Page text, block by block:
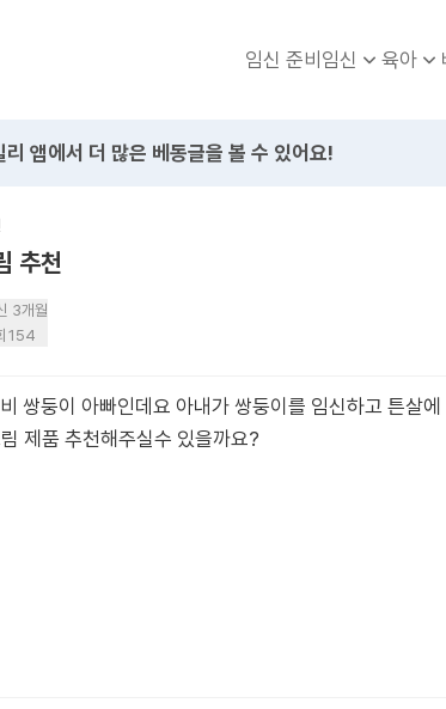
임신 준비임신 육아
리 앱에서 더 많은 베동글을 볼 수 있어요!
추천
3개월
154
쌍둥이 아빠인데요 아내가 쌍둥이를 임신하고 튼살
제품 추천해주실수 있을까요?